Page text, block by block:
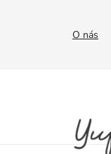
O nás